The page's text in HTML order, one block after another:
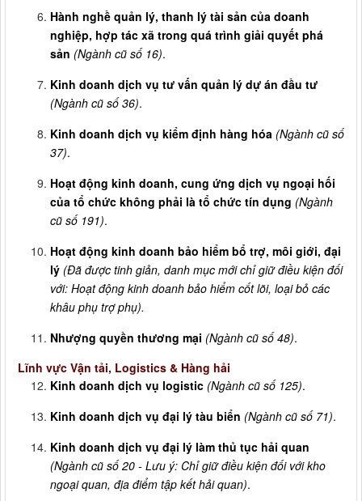
Hành nghề quản lý, thanh lý tài sản của doanh
nghiệp, hợp tác xã trong quá trình giải quyết phá
sản (Ngành cũ số 16).
Kinh doanh dịch vụ tư vấn quản lý dự án đầu tư
(Ngành cũ số 36).
Kinh doanh dịch vụ kiểm định hàng hóa (Ngành cũ số
37).
Hoạt động kinh doanh, cung ứng dịch vụ ngoại hối
của tổ chức không phải là tổ chức tín dụng (Ngành
cũ số 191).
Hoạt động kinh doanh bảo hiểm bổ trợ, môi giới, đại
lý (Đã được tinh giản, danh mục mới chỉ giữ điều kiện đối
với: Hoạt động kinh doanh bảo hiểm cốt lõi, loại bỏ các
khâu phụ trợ phụ).
Nhượng quyền thương mại (Ngành cũ số 48).
Lĩnh vực Vận tải, Logistics & Hàng hải
Kinh doanh dịch vụ logistic (Ngành cũ số 125).
Kinh doanh dịch vụ đại lý tàu biển (Ngành cũ số 71).
Kinh doanh dịch vụ đại lý làm thủ tục hải quan
(Ngành cũ số 20 - Lưu ý: Chỉ giữ điều kiện đối với kho
ngoại quan, địa điểm tập kết hải quan).